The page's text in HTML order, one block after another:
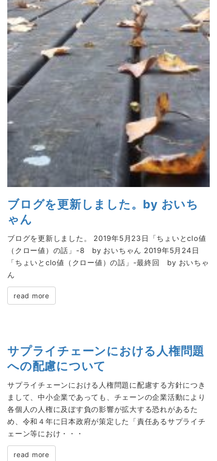
ブログを更新しました。by おいち
ゃん
ブログを更新しました。 2019年5月23日「ちょいとclo値
（クロー値）の話」-8 by おいちゃん 2019年5月24日
「ちょいとclo値（クロー値）の話」-最終回 by おいちゃ
ん
read more
サプライチェーンにおける人権問題
への配慮について
サプライチェーンにおける人権問題に配慮する方針につき
まして、中小企業であっても、チェーンの企業活動により
各個人の人権に及ぼす負の影響が拡大する恐れがあるた
め、令和４年に日本政府が策定した「責任あるサプライチ
ェーン等におけ・・・
read more